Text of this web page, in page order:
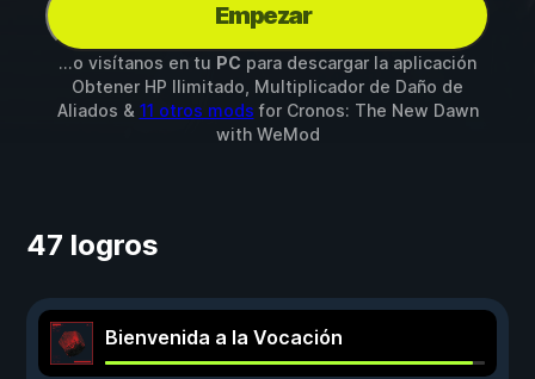
Empezar
...o visítanos en tu PC para descargar la aplicación
Obtener HP Ilimitado, Multiplicador de Daño de
Aliados & 11 otros mods for Cronos: The New Dawn
with WeMod
47 logros
Bienvenida a la Vocación